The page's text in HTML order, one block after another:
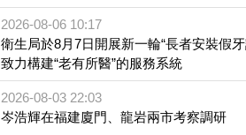
2026-08-06 10:17
衛生局於8月7日開展新一輪“長者安裝假牙
致力構建“老有所醫”的服務系統
2026-08-03 22:03
岑浩輝在福建廈門、龍岩兩市考察調研